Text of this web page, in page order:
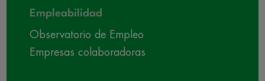
Empleabilidad
Observatorio de Empleo
Empresas colaboradoras